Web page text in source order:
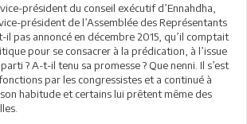
président du conseil exécutif d’Ennahdha,
président de l’Assemblée des Représentants
il pas annoncé en décembre 2015, qu’il comptait
pour se consacrer à la prédication, à l’issue
? A-t-il tenu sa promesse ? Que nenni. Il s’est
par les congressistes et a continué à
habitude et certains lui prêtent même des